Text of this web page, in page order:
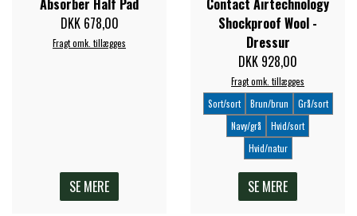
DKK 678,00
Fragt omk. tillægges
SE MERE
Shockproof Wool -
Dressur
DKK 928,00
Fragt omk. tillægges
Sort/sort
Brun/brun
Grå/sort
Navy/grå
Hvid/sort
Hvid/natur
SE MERE